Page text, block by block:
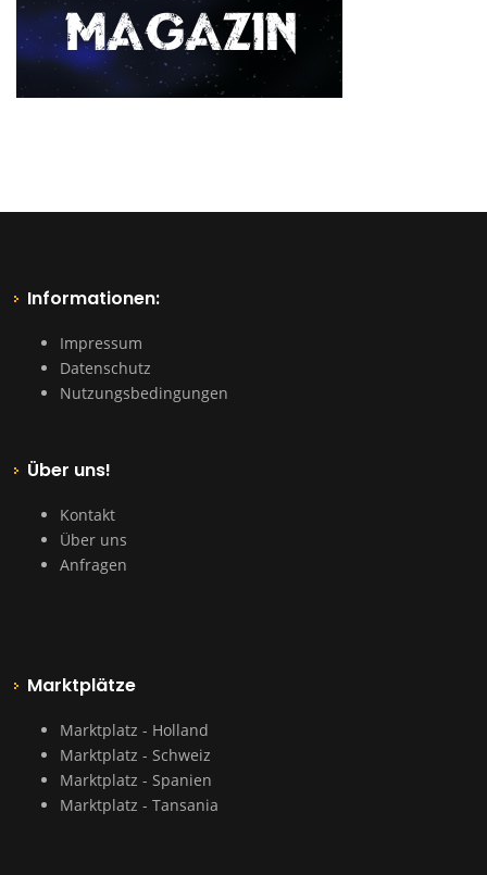
Informationen:
Impressum
Datenschutz
Nutzungsbedingungen
Über uns!
Kontakt
Über uns
Anfragen
Marktplätze
Marktplatz - Holland
Marktplatz - Schweiz
Marktplatz - Spanien
Marktplatz - Tansania